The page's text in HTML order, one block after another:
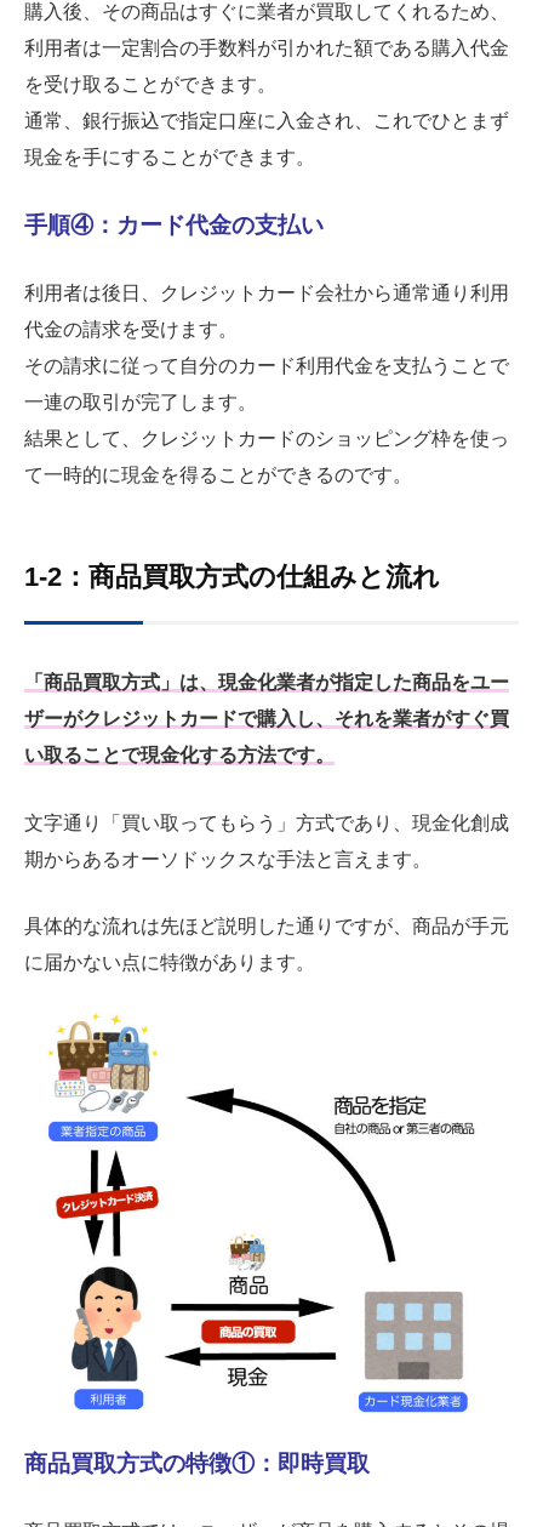
購入後、その商品はすぐに業者が買取してくれるため、
利用者は一定割合の手数料が引かれた額である購入代金
を受け取ることができます。
通常、銀行振込で指定口座に入金され、これでひとまず
現金を手にすることができます。
手順④：カード代金の支払い
利用者は後日、クレジットカード会社から通常通り利用
代金の請求を受けます。
その請求に従って自分のカード利用代金を支払うことで
一連の取引が完了します。
結果として、クレジットカードのショッピング枠を使っ
て一時的に現金を得ることができるのです。
1-2：商品買取方式の仕組みと流れ
「商品買取方式」は、現金化業者が指定した商品をユー
ザーがクレジットカードで購入し、それを業者がすぐ買
い取ることで現金化する方法です。
文字通り「買い取ってもらう」方式であり、現金化創成
期からあるオーソドックスな手法と言えます。
具体的な流れは先ほど説明した通りですが、商品が手元
に届かない点に特徴があります。
商品買取方式の特徴①：即時買取